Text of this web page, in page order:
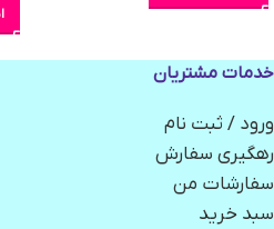
خدمات مشتریان
ورود / ثبت نام
رهگیری سفارش
سفارشات من
سبد خرید